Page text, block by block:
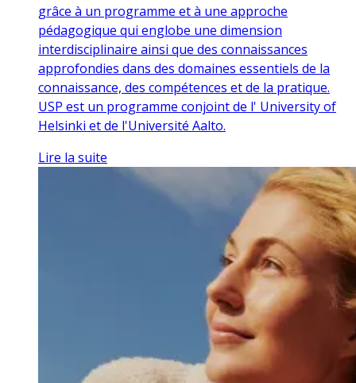
grâce à un programme et à une approche
pédagogique qui englobe une dimension
interdisciplinaire ainsi que des connaissances
approfondies dans des domaines essentiels de la
connaissance, des compétences et de la pratique.
USP est un programme conjoint de l' University of
Helsinki et de l'Université Aalto.
Lire la suite